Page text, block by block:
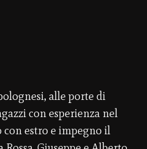
alle porte di
con esperienza nel
con estro e impegno il